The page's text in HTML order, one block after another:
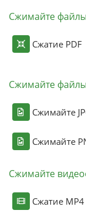
Сжимайте
Сжатие PDF
Сжимайте
Сжимайте
Сжимайте
Сжимайте
Сжатие MP4